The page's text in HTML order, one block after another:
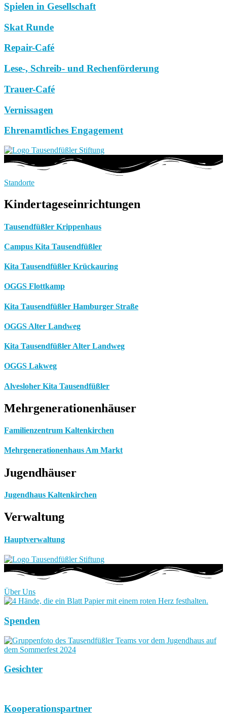
Spielen in Gesellschaft
Skat Runde
Repair-Café
Lese-, Schreib- und Rechenförderung
Trauer-Café
Vernissagen
Ehrenamtliches Engagement
Standorte
Kindertageseinrichtungen
Tausendfüßler Krippenhaus
Campus Kita Tausendfüßler
Kita Tausendfüßler Krückauring
OGGS Flottkamp
Kita Tausendfüßler Hamburger Straße
OGGS Alter Landweg
Kita Tausendfüßler Alter Landweg
OGGS Lakweg
Alvesloher Kita Tausendfüßler
Mehrgenerationenhäuser
Familienzentrum Kaltenkirchen
Mehrgenerationenhaus Am Markt
Jugendhäuser
Jugendhaus Kaltenkirchen
Verwaltung
Hauptverwaltung
Über Uns
Spenden
Gesichter
Kooperationspartner